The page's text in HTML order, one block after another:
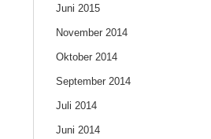
Juni 2015
November 2014
Oktober 2014
September 2014
Juli 2014
Juni 2014